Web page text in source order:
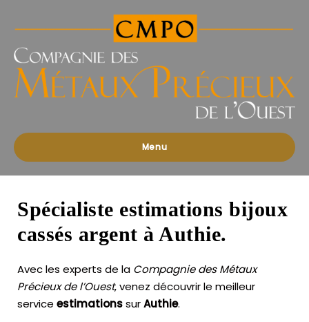
des
Précieux
l'Ouest
Menu
Spécialiste estimations bijoux
cassés argent à Authie.
Avec les experts de la Compagnie des Métaux
Précieux de l’Ouest, venez découvrir le meilleur
service estimationssurAuthie.